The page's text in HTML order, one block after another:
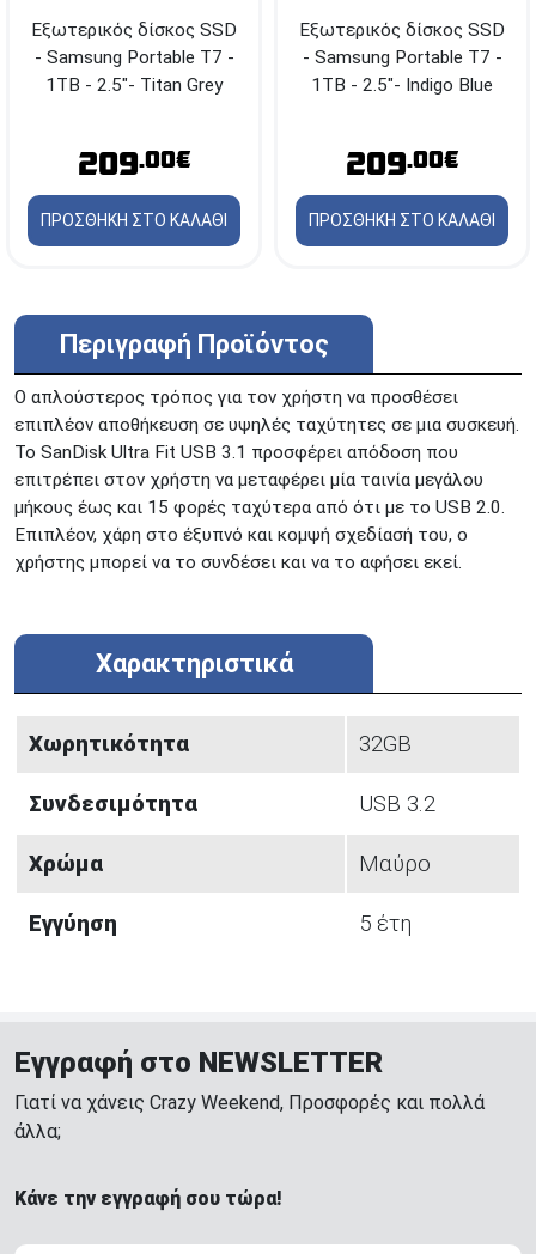
Εξωτερικός δίσκος SSD
- Samsung Portable T7 -
1TB - 2.5"- Titan Grey
209.00€
ΠΡΟΣΘΗΚΗ ΣΤΟ ΚΑΛΑΘΙ
Εξωτερικός δίσκος SSD
- Samsung Portable T7 -
1TB - 2.5"- Indigo Blue
209.00€
ΠΡΟΣΘΗΚΗ ΣΤΟ ΚΑΛΑΘΙ
Περιγραφή Προϊόντος
Ο απλούστερος τρόπος για τον χρήστη να προσθέσει
επιπλέον αποθήκευση σε υψηλές ταχύτητες σε μια συσκευή.
Το SanDisk Ultra Fit USB 3.1 προσφέρει απόδοση που
επιτρέπει στον χρήστη να μεταφέρει μία ταινία μεγάλου
μήκους έως και 15 φορές ταχύτερα από ότι με τo USB 2.0.
Επιπλέον, χάρη στο έξυπνό και κομψή σχεδίασή του, ο
χρήστης μπορεί να το συνδέσει και να το αφήσει εκεί.
Χαρακτηριστικά
Χωρητικότητα 32GB
Συνδεσιμότητα USB 3.2
Χρώμα Μαύρο
Εγγύηση 5 έτη
Εγγραφή στο NEWSLETTER
Γιατί να χάνεις Crazy Weekend, Προσφορές και πολλά
άλλα;
Κάνε την εγγραφή σου τώρα!